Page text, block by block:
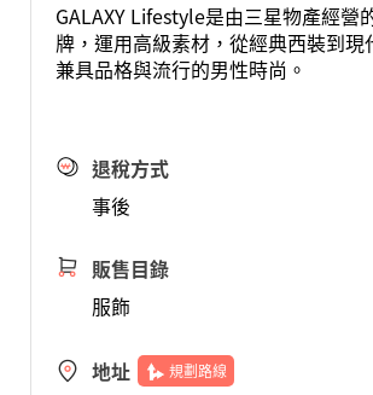
GALAXY Lifestyle是由三星物產經營
牌，運用高級素材，從經典西裝到現
兼具品格與流行的男性時尚。
退稅方式
事後
販售目錄
服飾
地址 規劃路線